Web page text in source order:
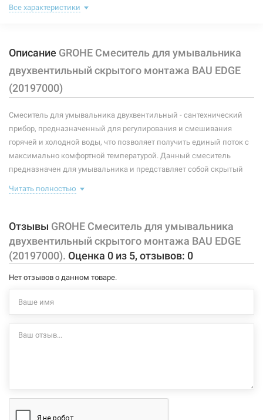
Форма излива:
Способ монтажа: скрытый монтаж
Тип затворной части: керамическая кран-букса
Тип крепления: шпилька
Тип смесителя (крана): двухвентильный
Материал корпуса смесителя (крана): латунь
Тип конструкции:
Все характеристики
Описание GROHE Смеситель для умывальника
двухвентильный скрытого монтажа BAU EDGE
(20197000)
Смеситель для умывальника двухвентильный - сантехнический
прибор, предназначенный для регулирования и смешивания
горячей и холодной воды, что позволяет получить единый поток с
максимально комфортной температурой. Данный смеситель
предназначен для умывальника и представляет собой скрытый
вентилей, позволяющих контролировать поток и температуру
В комплекте идет: излив, 2 вентиля управления, крепление,
подводки, донный клапан.
Характеристики и конфигурация изделия, а также комплектация
товара могут изменяться производителем без уведомления. За
не несет.
Читать полностью
Отзывы GROHE Смеситель для умывальника
двухвентильный скрытого монтажа BAU EDGE
(20197000). Оценка 0 из 5, отзывов: 0
Нет отзывов о данном товаре.